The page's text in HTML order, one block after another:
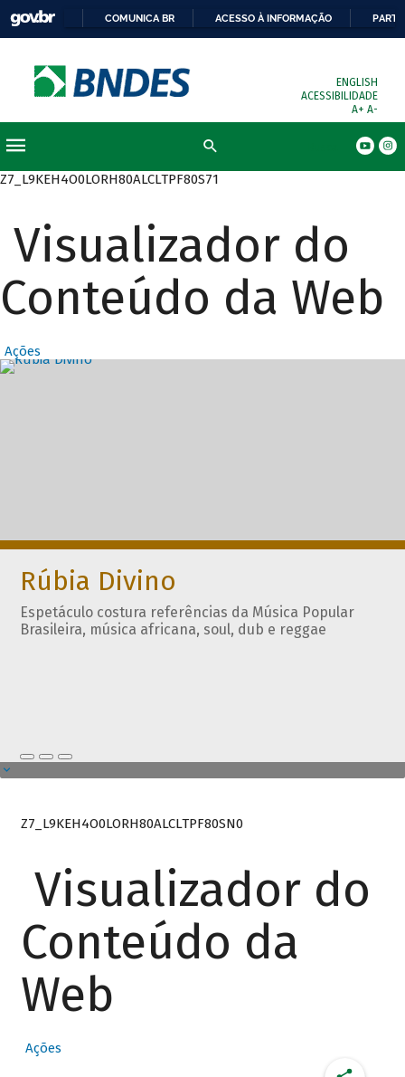
COMUNICA BR ACESSO À INFORMAÇÃO
ENGLISH
ACESSIBILIDADE
A+ A-
Z7_L9KEH4O0LORH80ALCLTPF80S71
Visualizador do
Conteúdo da Web
Ações
Destaques
Rúbia Divino
Espetáculo costura referências da Música Popular
Brasileira, música africana, soul, dub e reggae
Z7_L9KEH4O0LORH80ALCLTPF80SN0
Visualizador do
Conteúdo da
Web
Ações